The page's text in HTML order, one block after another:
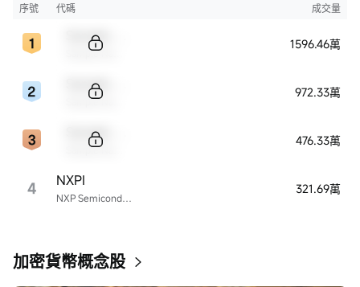
序號 代碼 成交量
1596.46萬
972.33萬
476.33萬
4 NXP Semiconductors
NXPI 321.69萬
加密貨幣概念股